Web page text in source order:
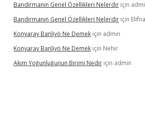
Bandırmanın Genel Özellikleri Nelerdir için
Bandırmanın Genel Özellikleri Nelerdir için
Konyaray Banliyö Ne Demek için admin
Konyaray Banliyö Ne Demek için Nehir
Akım Yoğunluğunun Birimi Nedir için admin